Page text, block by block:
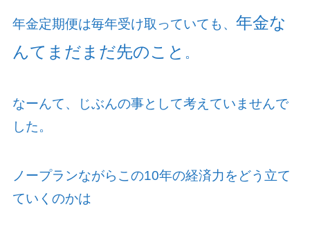
年金定期便は毎年受け取っていても、 年金な
んてまだまだ先のこと 。
なーんて、じぶんの事として考えていませんで
した。
ノープランながらこの10年の経済力をどう立て
ていくのかは